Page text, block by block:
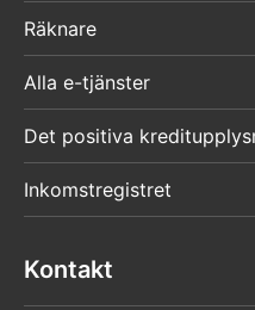
Räknare
Alla e-tjänster
Det positiva
Inkomstregistret
Kontakt